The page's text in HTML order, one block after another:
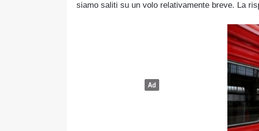
siamo saliti su un volo relativamente breve. La